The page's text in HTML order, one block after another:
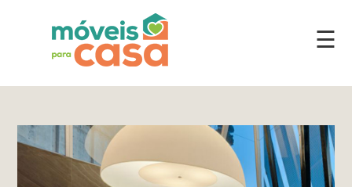
Móveis
por
Ambiente
☰